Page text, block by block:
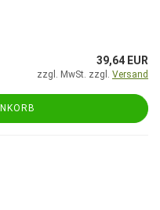
39,64 EUR
zzgl. MwSt. zzgl. Versand